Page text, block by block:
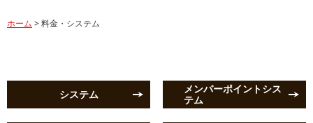
ホーム >料金・システム
システム
メンバーポイントシス
テム